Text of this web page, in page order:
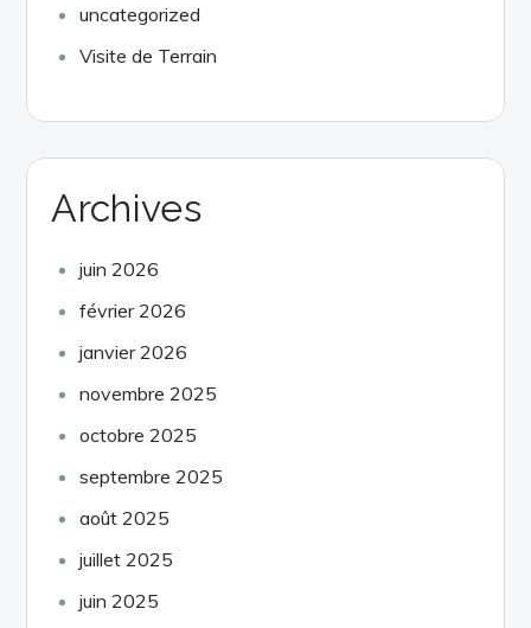
uncategorized
Visite de Terrain
Archives
juin 2026
février 2026
janvier 2026
novembre 2025
octobre 2025
septembre 2025
août 2025
juillet 2025
juin 2025